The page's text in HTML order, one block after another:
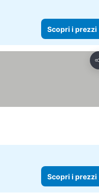
Scopri i prezzi
Scopri i prezzi